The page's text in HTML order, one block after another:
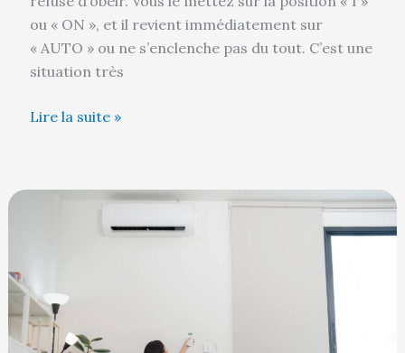
ou « ON », et il revient immédiatement sur
« AUTO » ou ne s’enclenche pas du tout. C’est une
situation très
Lire la suite »
chauffe
pas
: